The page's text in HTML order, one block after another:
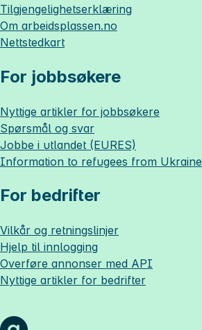
Tilgjengelighetserklæring
Om arbeidsplassen.no
Nettstedkart
For jobbsøkere
Nyttige artikler for jobbsøkere
Spørsmål og svar
Jobbe i utlandet (EURES)
Information to refugees from Ukraine
For bedrifter
Vilkår og retningslinjer
Hjelp til innlogging
Overføre annonser med API
Nyttige artikler for bedrifter